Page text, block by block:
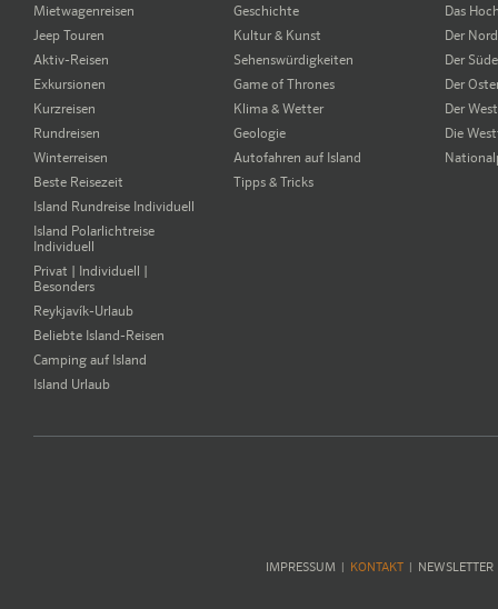
Mietwagenreisen
Jeep Touren
Aktiv-Reisen
Exkursionen
Kurzreisen
Rundreisen
Winterreisen
Beste Reisezeit
Island Rundreise Individuell
Island Polarlichtreise
Individuell
Privat | Individuell |
Besonders
Reykjavík-Urlaub
Beliebte Island-Reisen
Camping auf Island
Island Urlaub
Geschichte
Kultur & Kunst
Sehenswürdigkeiten
Game of Thrones
Klima & Wetter
Geologie
Autofahren auf Island
Tipps & Tricks
Das
Der
Der
Der
Der
Die
IMPRESSUM KONTAKT NEWSLETTER